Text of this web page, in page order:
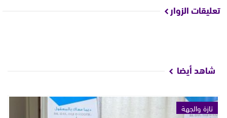
تعليقات الزوار
شاهد أيضا
تازة والجهة